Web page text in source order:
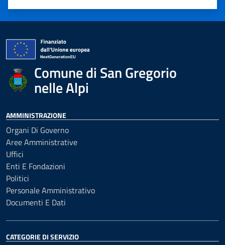
Valuta 5 stelle su 5
Valuta 4 stelle su 5
Valuta 3 stelle su 5
Valuta 2 stelle su 5
Valuta 1 stelle su 5
Comune di San Gregorio
nelle Alpi
AMMINISTRAZIONE
Organi Di Governo
Aree Amministrative
Uffici
Enti E Fondazioni
Politici
Personale Amministrativo
Documenti E Dati
CATEGORIE DI SERVIZIO